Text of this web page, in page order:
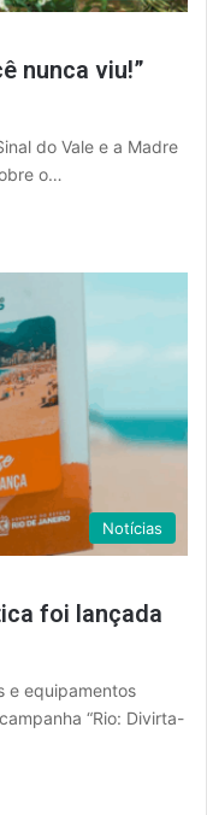
nunca viu!”
do Vale e a Madre
o…
Notícias
foi lançada
e equipamentos
“Rio: Divirta-